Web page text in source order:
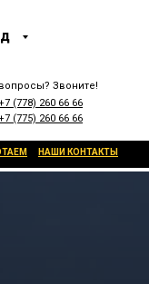
Звоните!
(778) 260 66 66
(775) 260 66 66
НАШИ КОНТАКТЫ